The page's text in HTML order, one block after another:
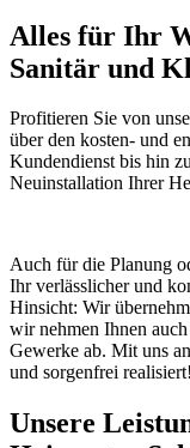
Alles für Ihr
Sanitär und
Profitieren Sie von
über den kosten- und
Kundendienst bis hin
Neuinstallation Ihrer
Auch für die Planung
Ihr verlässlicher und
Hinsicht: Wir
wir nehmen Ihnen
Gewerke ab. Mit uns
und sorgenfrei realisiert!
Unsere